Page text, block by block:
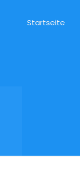
Startseite